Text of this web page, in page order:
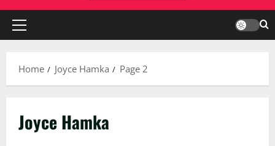
Primary
Home
Joyce Hamka Page 2
Joyce Hamka